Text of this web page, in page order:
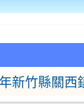
新竹縣關